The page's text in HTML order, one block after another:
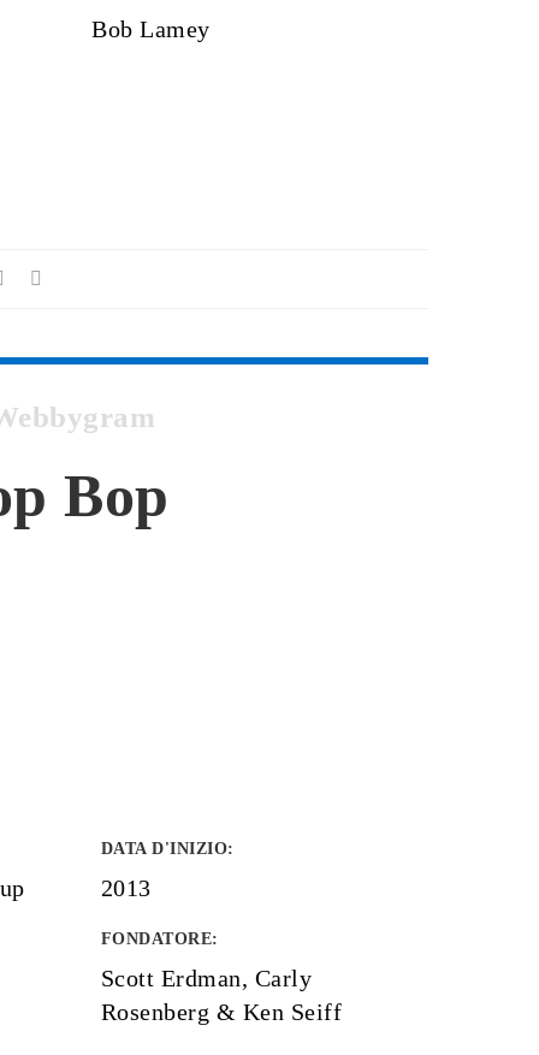
Bob Lamey
Bop
DATA D'INIZIO:
2013
FONDATORE:
Scott Erdman, Carly
Rosenberg & Ken Seiff